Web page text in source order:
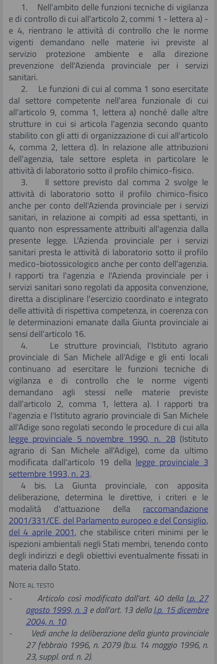
1. Nell'ambito delle funzioni tecniche di vigilanza
e di controllo di cui all'articolo 2, commi 1 - lettera a) -
e 4, rientrano le attività di controllo che le norme
vigenti demandano nelle materie ivi previste al
servizio protezione ambiente e alla direzione
prevenzione dell'Azienda provinciale per i servizi
sanitari.
2. Le funzioni di cui al comma 1 sono esercitate
dal settore competente nell'area funzionale di cui
all'articolo 9, comma 1, lettera a) nonché dalle altre
strutture in cui si articola l'agenzia secondo quanto
stabilito con gli atti di organizzazione di cui all'articolo
4, comma 2, lettera d). In relazione alle attribuzioni
dell'agenzia, tale settore espleta in particolare le
attività di laboratorio sotto il profilo chimico-fisico.
3. Il settore previsto dal comma 2 svolge le
attività di laboratorio sotto il profilo chimico-fisico
anche per conto dell'Azienda provinciale per i servizi
sanitari, in relazione ai compiti ad essa spettanti, in
quanto non espressamente attribuiti all'agenzia dalla
presente legge. L'Azienda provinciale per i servizi
sanitari presta le attività di laboratorio sotto il profilo
medico-biotossicologico anche per conto dell'agenzia.
I rapporti tra l'agenzia e l'Azienda provinciale per i
servizi sanitari sono regolati da apposita convenzione,
diretta a disciplinare l'esercizio coordinato e integrato
delle attività di rispettiva competenza, in coerenza con
le determinazioni emanate dalla Giunta provinciale ai
sensi dell'articolo 16.
4. Le strutture provinciali, l'Istituto agrario
provinciale di San Michele all'Adige e gli enti locali
continuano ad esercitare le funzioni tecniche di
vigilanza e di controllo che le norme vigenti
demandano agli stessi nelle materie previste
dall'articolo 2, comma 1, lettera a). I rapporti tra
l'agenzia e l'Istituto agrario provinciale di San Michele
all'Adige sono regolati secondo le procedure di cui alla
legge provinciale 5 novembre 1990, n. 28(Istituto
agrario di San Michele all'Adige), come da ultimo
modificata dall'articolo 19 della legge provinciale 3
settembre 1993, n. 23.
4 bis. La Giunta provinciale, con apposita
deliberazione, determina le direttive, i criteri e le
modalità d'attuazione della raccomandazione
2001/331/CE, del Parlamento europeo e del Consiglio,
del 4 aprile 2001, che stabilisce criteri minimi per le
ispezioni ambientali negli Stati membri, tenendo conto
degli indirizzi e degli obiettivi eventualmente fissati in
materia dallo Stato.
Note al testo
- Articolo così modificato dall'art. 40 della l.p. 27
agosto 1999, n. 3e dall'art. 13 dellal.p. 15 dicembre
2004, n. 10.
- Vedi anche la deliberazione della giunta provinciale
27 febbraio 1996, n. 2079 (b.u. 14 maggio 1996, n.
23, suppl. ord. n. 2).